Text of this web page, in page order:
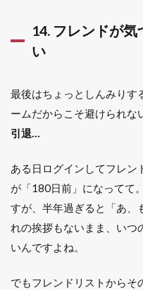
14. フレンドが
い
最後はちょっとしんみりす
ームだからこそ避けられな
引退…
ある日ログインしてフレン
が「180日前」になってて
すが、半年過ぎると「あ、
れの挨拶もないまま、いつ
いんですよね。
でもフレンドリストからそ